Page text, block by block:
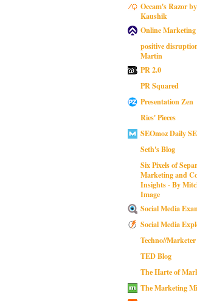
Occam's Razor
Kaushik
Online
positive
Martin
PR 2.0
PR Squared
Presentation Zen
Ries' Pieces
SEOmoz Daily
Seth's Blog
Six Pixels of
Marketing and
Insights - By
Image
Social Media
Social Media
Techno//Marketer
TED Blog
The Harte of
The Marketing